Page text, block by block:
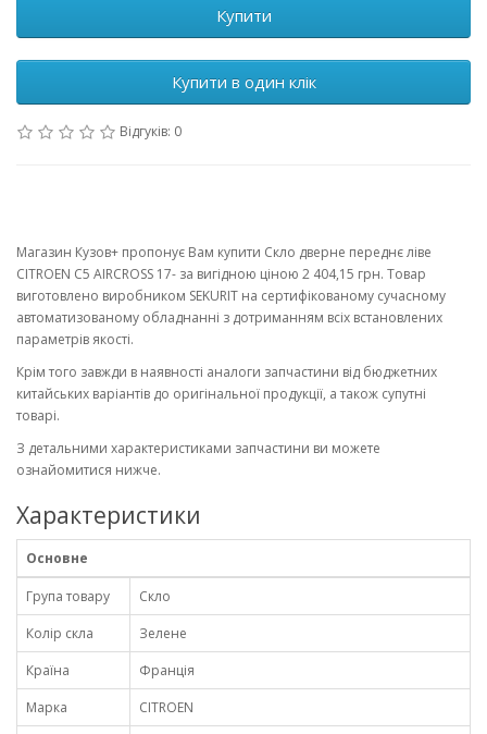
Купити
Купити в один клік
Відгуків: 0
Магазин Кузов+ пропонує Вам купити Скло дверне переднє ліве
CITROEN C5 AIRCROSS 17- за вигідною ціною 2 404,15 грн. Товар
виготовлено виробником SEKURIT на сертифікованому сучасному
автоматизованому обладнанні з дотриманням всіх встановлених
параметрів якості.
Крім того завжди в наявності аналоги запчастини від бюджетних
китайських варіантів до оригінальної продукції, а також супутні
товарі.
З детальними характеристиками запчастини ви можете
ознайомитися нижче.
Характеристики
Основне
Група товару
Скло
Колір скла
Зелене
Країна
Франція
Марка
CITROEN